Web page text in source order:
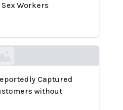
Workers
Captured
without